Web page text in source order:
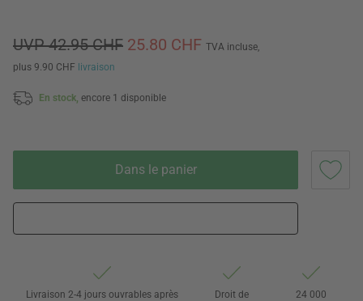
UVP 42.95 CHF 25.80 CHF TVA incluse,
plus 9.90 CHF livraison
En stock, encore 1 disponible
Dans le panier
Livraison 2-4 jours ouvrables après
Droit de
24 000